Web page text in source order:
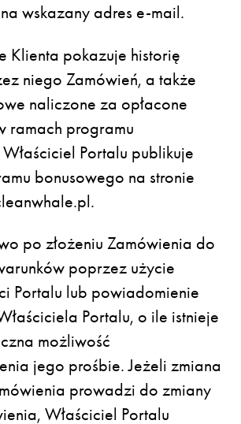
wskazany adres e-mail.
Klienta pokazuje historię
niego Zamówień, a także
naliczone za opłacone
ramach programu
Portalu publikuje
bonusowego na stronie
po złożeniu Zamówienia do
poprzez użycie
Portalu lub powiadomienie
Portalu, o ile istnieje
możliwość
jego prośbie. Jeżeli zmiana
prowadzi do zmiany
Właściciel Portalu